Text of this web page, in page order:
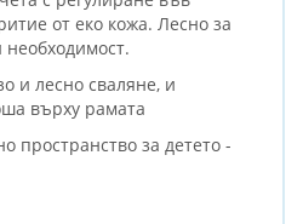
от еко кожа. Лесно за
и лесно сваляне, и
върху рамата
пространство за детето -